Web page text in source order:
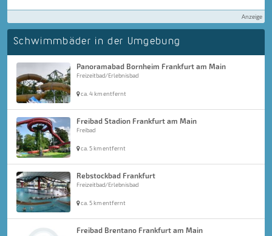
Anzeige
Schwimmbäder in der Umgebung
Panoramabad Bornheim Frankfurt am Main
Freizeitbad/Erlebnisbad
ca. 4 km entfernt
Freibad Stadion Frankfurt am Main
Freibad
ca. 5 km entfernt
Rebstockbad Frankfurt
Freizeitbad/Erlebnisbad
ca. 5 km entfernt
Freibad Brentano Frankfurt am Main